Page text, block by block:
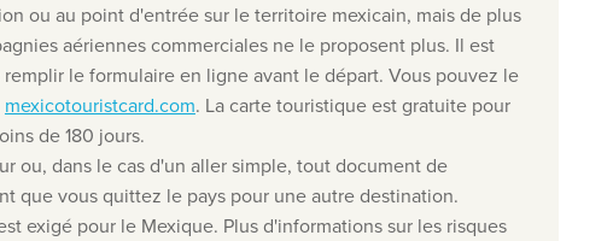
ou au point d'entrée sur le territoire mexicain, mais de plus
aériennes commerciales ne le proposent plus. Il est
le formulaire en ligne avant le départ. Vous pouvez le
mexicotouristcard.com. La carte touristique est gratuite pour
de 180 jours.
ou, dans le cas d'un aller simple, tout document de
que vous quittez le pays pour une autre destination.
exigé pour le Mexique. Plus d'informations sur les risques